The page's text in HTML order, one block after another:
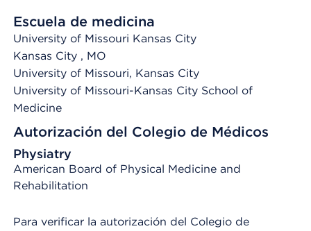
Escuela de medicina
University of Missouri Kansas City
Kansas City , MO
University of Missouri, Kansas City
University of Missouri-Kansas City School of
Medicine
Autorización del Colegio de Médicos
Physiatry
American Board of Physical Medicine and
Rehabilitation
Para verificar la autorización del Colegio de